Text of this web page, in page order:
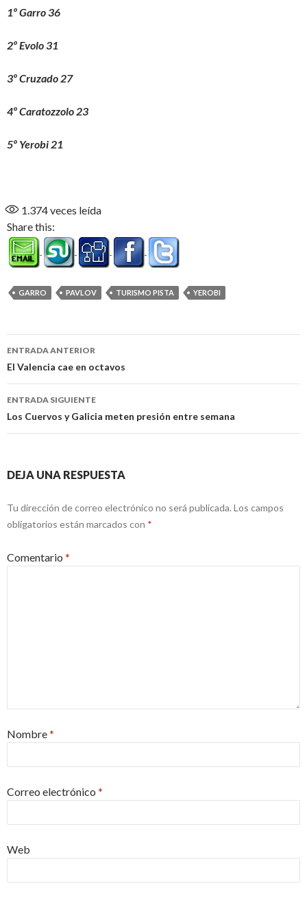
1º Garro 36
2º Evolo 31
3º Cruzado 27
4º Caratozzolo 23
5º Yerobi 21
1.374veces leída
Share this:
GARRO PAVLOV TURISMO PISTA YEROBI
Navegación
de
entradas
ENTRADA ANTERIOR
El Valencia cae en octavos
ENTRADA SIGUIENTE
Los Cuervos y Galicia meten presión entre semana
DEJA UNA RESPUESTA
Tu dirección de correo electrónico no será publicada. Los campos
obligatorios están marcados con *
Comentario *
Nombre*
Correo electrónico *
Web